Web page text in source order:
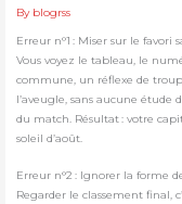
By blogrss
Erreur n°1 : Miser sur le favori
Vous voyez le tableau, le
commune, un réflexe de
l’aveugle, sans aucune étude
du match. Résultat : votre
soleil d’août.
Erreur n°2 : Ignorer la forme
Regarder le classement final,